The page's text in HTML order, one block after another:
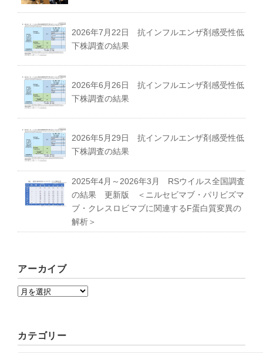
2026年7月22日 抗インフルエンザ剤感受性低
下株調査の結果
2026年6月26日 抗インフルエンザ剤感受性低
下株調査の結果
2026年5月29日 抗インフルエンザ剤感受性低
下株調査の結果
2025年4月～2026年3月 RSウイルス全国調査
の結果 更新版 ＜ニルセビマブ・パリビズマ
ブ・クレスロビマブに関連するF蛋白質変異の
解析＞
アーカイブ
カテゴリー